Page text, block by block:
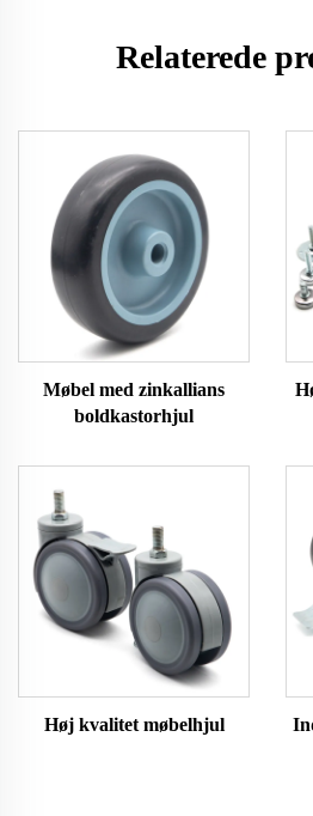
Relaterede
Møbel med zinkallians
boldkastorhjul
Høj kvalitet møbelhjul